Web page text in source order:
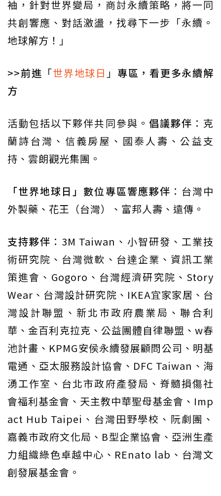
袖，針對世界變局，商討永續策略，將一同
共創響應、對話激盪，找尋下一步「永續。
地球解方！」
>>前進 「世界地球日 」 專區，看更多永續解
方
活動包括以下夥伴共同參與。 倡議夥伴 ：克
蘭詩台灣、信義房屋、國泰人壽、公益支
持、雲朗觀光集團。
「世界地球日」數位專區響應夥伴 ：台灣中
外製藥、花王（台灣）、富邦人壽、遠傳。
支持夥伴 ：3M Taiwan、小智研發、工業技
術研究院、台灣微軟、台達企業、資訊工業
策進會、Gogoro、台灣經濟研究院、Story
Wear、台灣設計研究院、IKEA宜家家居、台
灣設計聯盟、新北市政府農業局、聯合利
華、金百利克拉克、公益團體自律聯盟、w春
池計畫、KPMG安侯永續發展顧問公司、明基
電通、亞太服務設計協會、DFC Taiwan、海
湧工作室、台北市政府產發局、脊髓損傷社
會福利基金會、天主教中華聖母基金會、Imp
act Hub Taipei、台灣田野學校、阮劇團、
嘉義市政府文化局、B型企業協會、亞洲生產
力組織綠色卓越中心、REnato lab、台灣文
創發展基金會。